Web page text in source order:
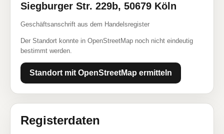
Siegburger Str. 229b, 50679 Köln
Geschäftsanschrift aus dem Handelsregister
Der Standort konnte in OpenStreetMap noch nicht eindeutig
bestimmt werden.
Standort mit OpenStreetMap ermitteln
Registerdaten